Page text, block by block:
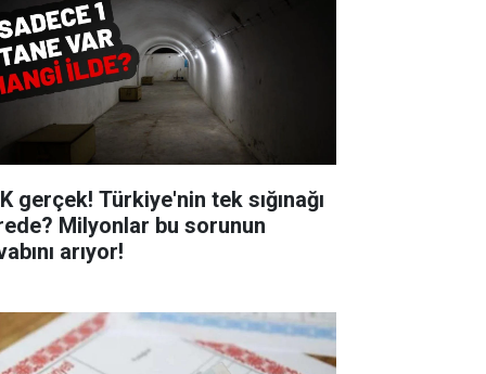
gerçek! Türkiye'nin tek sığınağı
Milyonlar bu sorunun
arıyor!